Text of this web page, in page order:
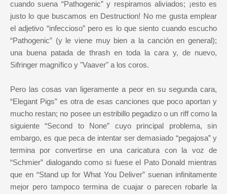
cuando suena “Pathogenic” y respiramos aliviados; ¡esto es
justo lo que buscamos en Destruction! No me gusta emplear
el adjetivo “infeccioso” pero es lo que siento cuando escucho
“Pathogenic” (y le viene muy bien a la canción en general);
una buena patada de thrash en toda la cara y, de nuevo,
Sifringer magnífico y "Vaaver" a los coros.
Pero las cosas van ligeramente a peor en su segunda cara,
“Elegant Pigs” es otra de esas canciones que poco aportan y
mucho restan; no posee un estribillo pegadizo o un riff como la
siguiente “Second to None” cuyo principal problema, sin
embargo, es que peca de intentar ser demasiado “pegajosa” y
termina por convertirse en una caricatura con la voz de
“Schmier” dialogando como si fuese el Pato Donald mientras
que en “Stand up for What You Deliver” suenan infinitamente
mejor pero tampoco termina de cuajar o parecen robarle la